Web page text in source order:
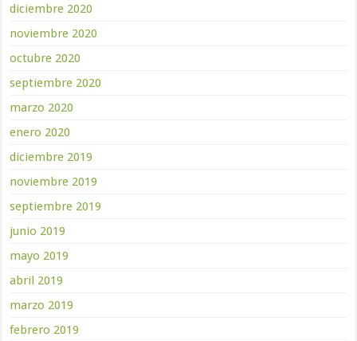
diciembre 2020
noviembre 2020
octubre 2020
septiembre 2020
marzo 2020
enero 2020
diciembre 2019
noviembre 2019
septiembre 2019
junio 2019
mayo 2019
abril 2019
marzo 2019
febrero 2019